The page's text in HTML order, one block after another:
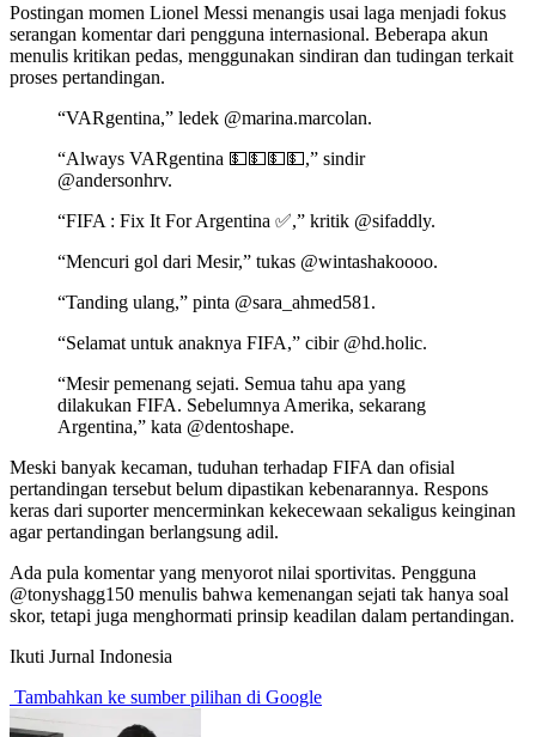
Postingan momen Lionel Messi menangis usai laga menjadi fokus
serangan komentar dari pengguna internasional. Beberapa akun
menulis kritikan pedas, menggunakan sindiran dan tudingan terkait
proses pertandingan.
“VARgentina,” ledek @marina.marcolan.
“Always VARgentina 💵💵💵💵,” sindir
@andersonhrv.
“FIFA : Fix It For Argentina ✅,” kritik @sifaddly.
“Mencuri gol dari Mesir,” tukas @wintashakoooo.
“Tanding ulang,” pinta @sara_ahmed581.
“Selamat untuk anaknya FIFA,” cibir @hd.holic.
“Mesir pemenang sejati. Semua tahu apa yang
dilakukan FIFA. Sebelumnya Amerika, sekarang
Argentina,” kata @dentoshape.
Meski banyak kecaman, tuduhan terhadap FIFA dan ofisial
pertandingan tersebut belum dipastikan kebenarannya. Respons
keras dari suporter mencerminkan kekecewaan sekaligus keinginan
agar pertandingan berlangsung adil.
Ada pula komentar yang menyorot nilai sportivitas. Pengguna
@tonyshagg150 menulis bahwa kemenangan sejati tak hanya soal
skor, tetapi juga menghormati prinsip keadilan dalam pertandingan.
Ikuti Jurnal Indonesia
Tambahkan ke sumber pilihan di Google